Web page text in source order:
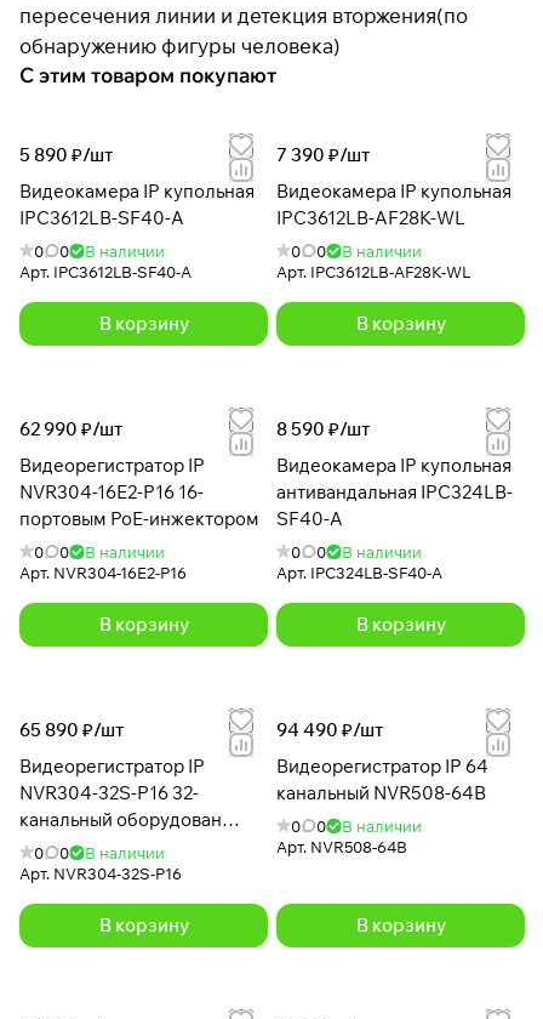
пересечения линии и детекция вторжения(по
обнаружению фигуры человека)
С этим товаром покупают
5 890 ₽/шт
Видеокамера IP купольная
IPC3612LB-SF40-A
0 0
В наличии
Арт. IPC3612LB-SF40-A
В корзину
7 390 ₽/шт
Видеокамера IP купольная
IPC3612LB-AF28K-WL
0 0
В наличии
Арт. IPC3612LB-AF28K-WL
В корзину
62 990 ₽/шт
Видеорегистратор IP
NVR304-16E2-P16 16-
портовым PoE-инжектором
0 0
В наличии
Арт. NVR304-16E2-P16
В корзину
8 590 ₽/шт
Видеокамера IP купольная
антивандальная IPC324LB-
SF40-A
0 0
В наличии
Арт. IPC324LB-SF40-A
В корзину
65 890 ₽/шт
Видеорегистратор IP
NVR304-32S-P16 32-
канальный оборудован
двумя видеовыходами HDMI
и VGA
0 0
В наличии
Арт. NVR304-32S-P16
В корзину
94 490 ₽/шт
Видеорегистратор IP 64
канальный NVR508-64B
0 0
В наличии
Арт. NVR508-64B
В корзину